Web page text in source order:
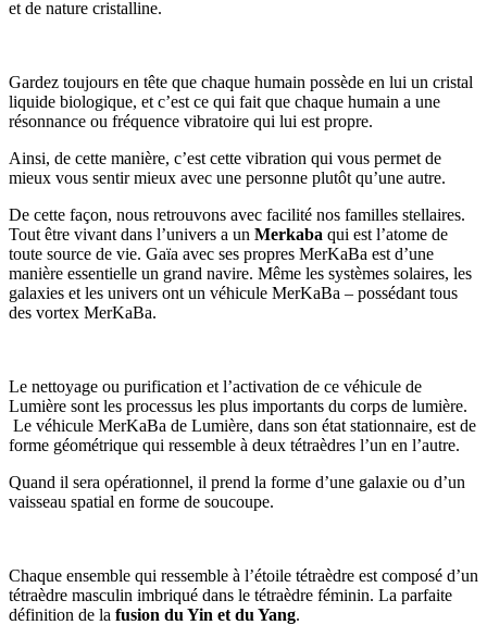
et de nature cristalline.
Gardez toujours en tête que chaque humain possède en lui un cristal
liquide biologique, et c’est ce qui fait que chaque humain a une
résonnance ou fréquence vibratoire qui lui est propre.
Ainsi, de cette manière, c’est cette vibration qui vous permet de
mieux vous sentir mieux avec une personne plutôt qu’une autre.
De cette façon, nous retrouvons avec facilité nos familles stellaires.
Tout être vivant dans l’univers a un Merkaba qui est l’atome de
toute source de vie. Gaïa avec ses propres MerKaBa est d’une
manière essentielle un grand navire. Même les systèmes solaires, les
galaxies et les univers ont un véhicule MerKaBa – possédant tous
des vortex MerKaBa.
Le nettoyage ou purification et l’activation de ce véhicule de
Lumière sont les processus les plus importants du corps de lumière.
Le véhicule MerKaBa de Lumière, dans son état stationnaire, est de
forme géométrique qui ressemble à deux tétraèdres l’un en l’autre.
Quand il sera opérationnel, il prend la forme d’une galaxie ou d’un
vaisseau spatial en forme de soucoupe.
Chaque ensemble qui ressemble à l’étoile tétraèdre est composé d’un
tétraèdre masculin imbriqué dans le tétraèdre féminin. La parfaite
définition de la fusion du Yin et du Yang.